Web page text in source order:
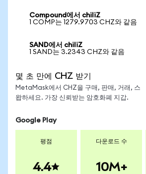
Compound에서 chiliZ
1 COMP는 1279.9703 CHZ와 같음
SAND에서 chiliZ
1 SAND는 3.2343 CHZ와 같음
몇 초 만에 CHZ 받기
MetaMask에서 CHZ을 구매, 판매, 거래, 스
왑하세요. 가장 신뢰받는 암호화폐 지갑.
Google Play
평점
4.4
다운로드 수
10M+